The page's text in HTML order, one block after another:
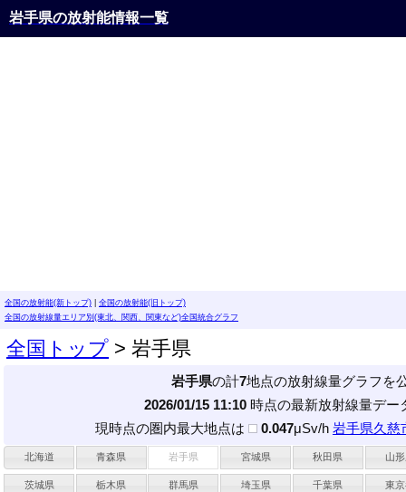
岩手県の放射能情報一覧
全国の放射能(新トップ)
全国の放射能(旧トップ)
全国の放射線量エリア別(東北、関西、関東など)全国統合グラフ
全国トップ > 岩手県
岩手県の計7地点の放射線量グラフを
2026/01/15 11:10 時点の最新放射線量デー
現時点の圏内最大地点は
0.047μSv/h 岩手県久
北海道 青森県 岩手県 宮城県 秋田県 山
茨城県 栃木県 群馬県 埼玉県 千葉県 東